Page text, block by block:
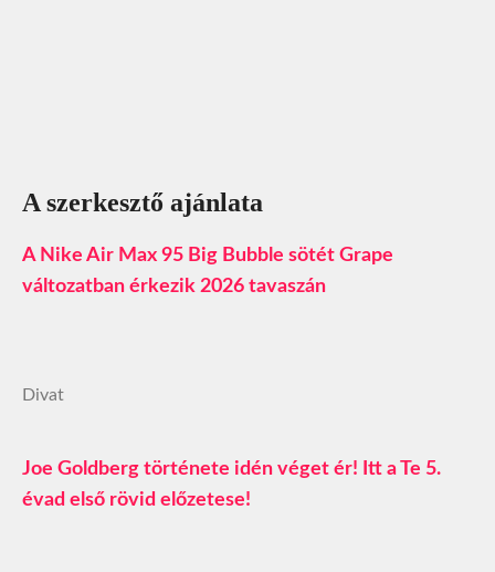
A szerkesztő ajánlata
A Nike Air Max 95 Big Bubble sötét Grape
változatban érkezik 2026 tavaszán
Divat
Joe Goldberg története idén véget ér! Itt a Te 5.
évad első rövid előzetese!